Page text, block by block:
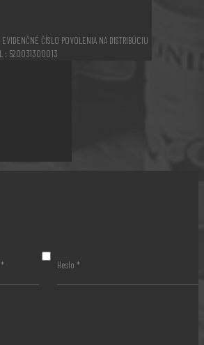
ČÍSLO POVOLENIA NA DISTRIBÚCIU
: 520031300013
* Heslo *